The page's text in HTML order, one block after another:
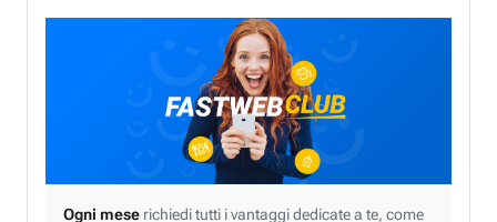
Ogni mese richiedi tutti i vantaggi dedicate a te, come